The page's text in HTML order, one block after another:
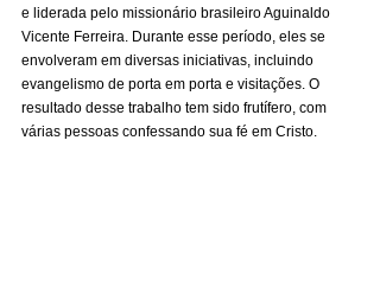
e liderada pelo missionário brasileiro Aguinaldo
Vicente Ferreira. Durante esse período, eles se
envolveram em diversas iniciativas, incluindo
evangelismo de porta em porta e visitações. O
resultado desse trabalho tem sido frutífero, com
várias pessoas confessando sua fé em Cristo.